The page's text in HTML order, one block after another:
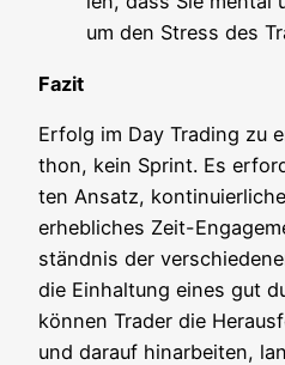
um den Stress des
Fazit
Erfolg im Day Tra­ding zu
thon, kein Sprint. Es
ten Ansatz,
erheb­li­ches Zeit-
ständ­nis der
die Ein­hal­tung eines gut
kön­nen Trader die
und dar­auf hin­ar­bei­ten,